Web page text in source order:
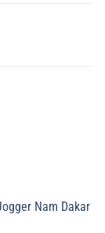
Nam Dakar